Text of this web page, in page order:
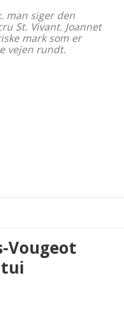
man siger den
St. Vivant. Joannet
mark som er
vejen rundt.
Vougeot